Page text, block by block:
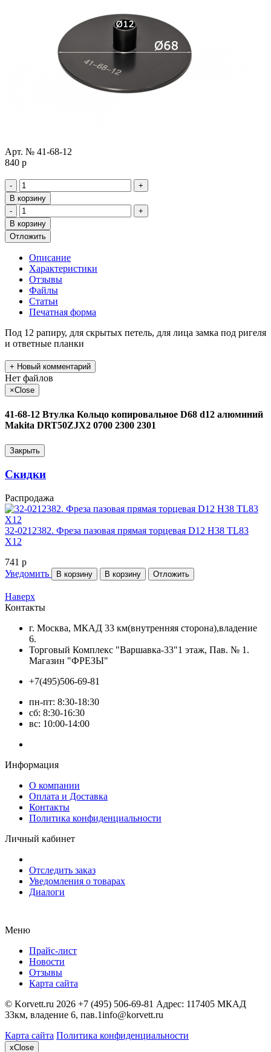
Арт. № 41-68-12
840 p
-
+
В корзину
-
+
В корзину
Отложить
Описание
Характеристики
Отзывы
Файлы
Статьи
Печатная форма
Под 12 рапиру, для скрытых петель, для лица замка под ригеля
и ответные планки
+ Новый комментарий
Нет файлов
×Close
41-68-12 Втулка Кольцо копировальное D68 d12 алюминий
Makita DRT50ZJX2 0700 2300 2301
Закрыть
Скидки
Распродажа
32-0212382. Фреза пазовая прямая торцевая D12 H38 TL83
Х12
741 p
Уведомить
В корзину В корзину Отложить
Наверх
Контакты
г. Москва, МКАД 33 км(внутренняя сторона),владение
6.
Торговый Комплекс "Варшавка-33"1 этаж, Пав. № 1.
Магазин "ФРЕЗЫ"
+7(495)506-69-81
пн-пт: 8:30-18:30
сб: 8:30-16:30
вс: 10:00-14:00
Информация
О компании
Оплата и Доставка
Контакты
Политика конфиденциальности
Личный кабинет
Отследить заказ
Уведомления о товарах
Диалоги
Меню
Прайс-лист
Новости
Отзывы
Карта сайта
© Korvett.ru 2026 +7 (495) 506-69-81 Адрес: 117405 МКАД
33км, владение 6, пав.1info@korvett.ru
Карта сайта Политика конфиденциальности
xClose